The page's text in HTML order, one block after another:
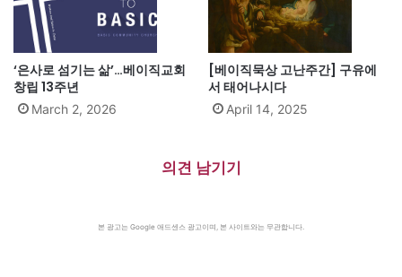
‘은사로 섬기는 삶’…베이직교회
창립 13주년
March 2, 2026
[베이직묵상 고난주간] 구유에
서 태어나시다
April 14, 2025
의견 남기기
본 광고는 Google 애드센스 광고이며, 본 사이트와는 무관합니다.